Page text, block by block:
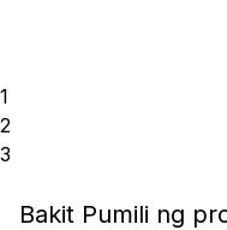
1
2
3
Bakit Pumili ng